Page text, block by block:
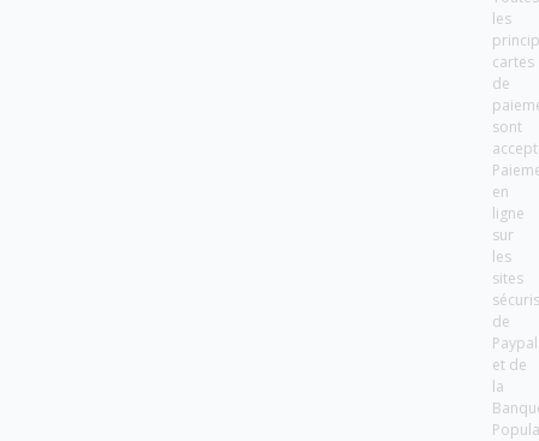
les
cartes
de
sont
en
ligne
sur
les
sites
de
Paypal
et de
la